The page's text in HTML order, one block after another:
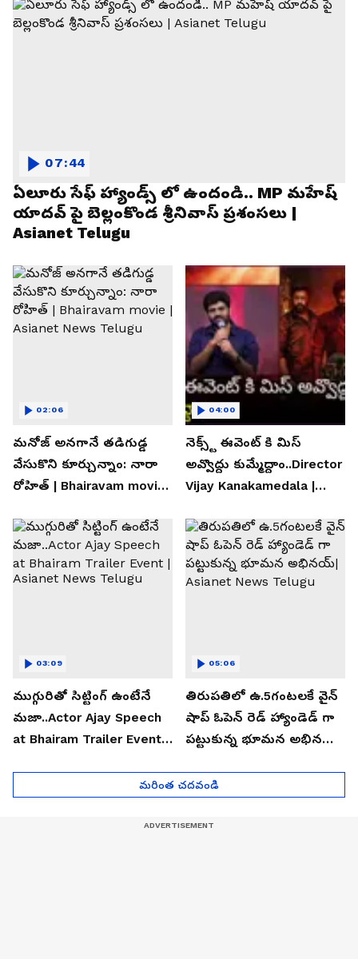
ఏలూరు సేఫ్ హ్యాండ్స్ లో ఉందండి.. MP మహేష్
యాదవ్ పై బెల్లంకొండ శ్రీనివాస్ ప్రశంసలు |
Asianet Telugu
07:44
మనోజ్ అనగానే తడిగుడ్డ
వేసుకొని కూర్చున్నాం: నారా
రోహిత్ | Bhairavam movie |
02:06
నెక్స్ట్ ఈవెంట్ కి మిస్
అవ్వొద్దు కుమ్మేద్దాం..Director
Vijay Kanakamedala |
04:00
ముగ్గురితో సిట్టింగ్ ఉంటేనే
మజా..Actor Ajay Speech
at Bhairam Trailer Event |
03:09
తిరుపతిలో ఉ.5గంటలకే వైన్
షాప్ ఓపెన్ రెడ్ హ్యాండెడ్ గా
పట్టుకున్న భూమన అభినయ్|
05:06
మరింత చదవండి